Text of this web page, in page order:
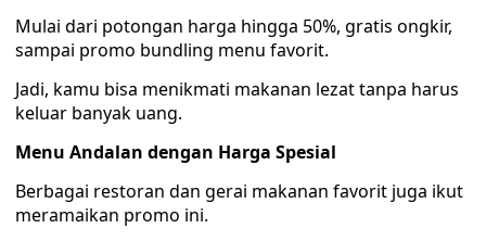
Mulai dari potongan harga hingga 50%, gratis ongkir,
sampai promo bundling menu favorit.
Jadi, kamu bisa menikmati makanan lezat tanpa harus
keluar banyak uang.
Menu Andalan dengan Harga Spesial
Berbagai restoran dan gerai makanan favorit juga ikut
meramaikan promo ini.